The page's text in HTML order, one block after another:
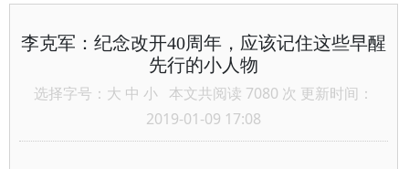
李克军：纪念改开40周年，应该记住这些早醒
先行的小人物
选择字号： 大 中 小 本文共阅读 7080 次 更新时间：
2019-01-09 17:08